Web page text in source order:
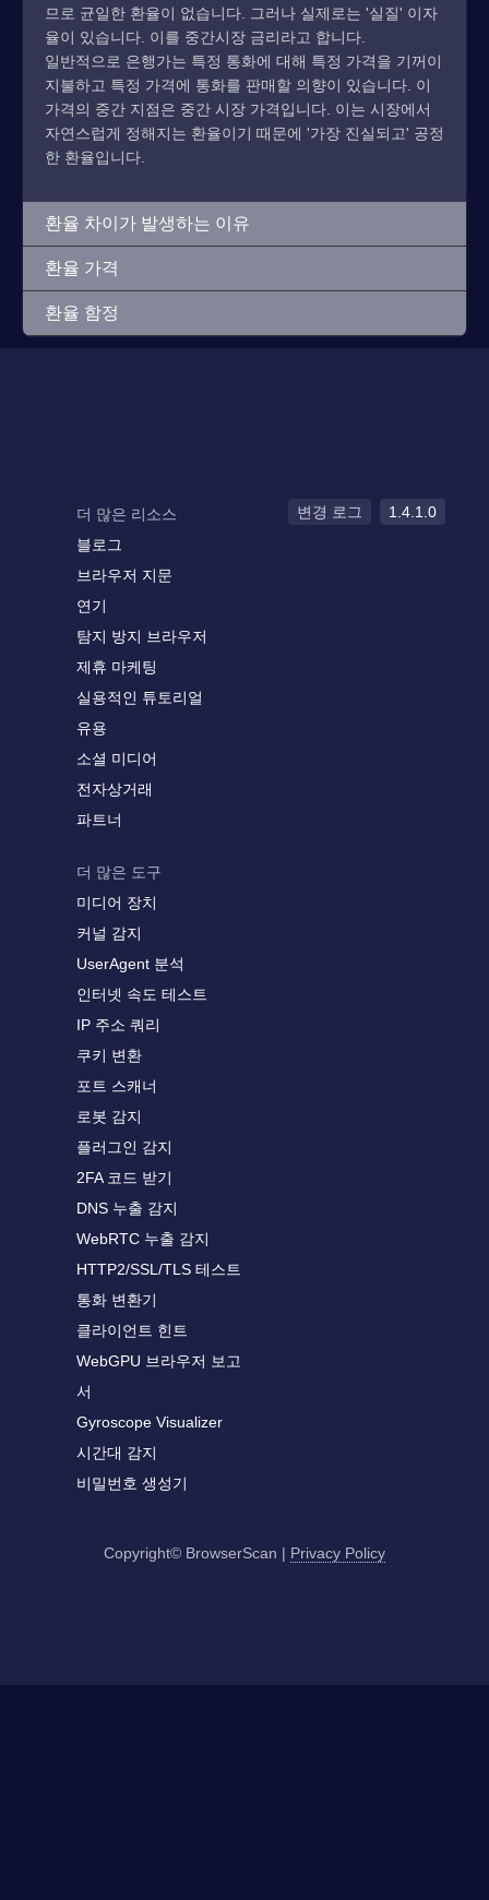
므로 균일한 환율이 없습니다. 그러나 실제로는 '실질' 이자
율이 있습니다. 이를 중간시장 금리라고 합니다.
일반적으로 은행가는 특정 통화에 대해 특정 가격을 기꺼이
지불하고 특정 가격에 통화를 판매할 의향이 있습니다. 이
가격의 중간 지점은 중간 시장 가격입니다. 이는 시장에서
자연스럽게 정해지는 환율이기 때문에 '가장 진실되고' 공정
한 환율입니다.
환율 차이가 발생하는 이유
환율 가격
환율 함정
더 많은 리소스
블로그
브라우저 지문
연기
탐지 방지 브라우저
제휴 마케팅
실용적인 튜토리얼
유용
소셜 미디어
전자상거래
파트너
더 많은 도구
미디어 장치
커널 감지
UserAgent 분석
인터넷 속도 테스트
IP 주소 쿼리
쿠키 변환
포트 스캐너
로봇 감지
플러그인 감지
2FA 코드 받기
DNS 누출 감지
WebRTC 누출 감지
HTTP2/SSL/TLS 테스트
통화 변환기
클라이언트 힌트
WebGPU 브라우저 보고
서
Gyroscope Visualizer
시간대 감지
비밀번호 생성기
변경 로그 1.4.1.0
Copyright© BrowserScan | Privacy Policy